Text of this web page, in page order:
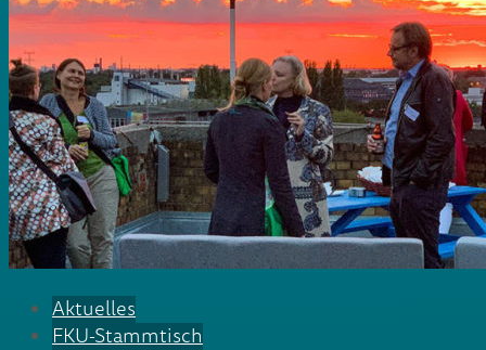
Aktuelles
FKU-Stammtisch